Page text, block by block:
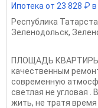
Ипотека от 23 828 ₽
Республика
Зеленодольск,
ПЛОЩАДЬ КВАРТИРЫ
качественным
современную
светлая не угловая .
жить, не тратя время